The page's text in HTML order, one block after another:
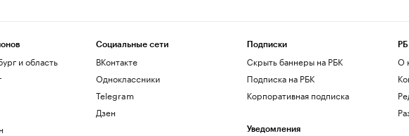
и область
Социальные сети
ВКонтакте
Одноклассники
Telegram
Дзен
Подписки
Скрыть баннеры на РБК
Подписка на РБК
Корпоративная подписка
Уведомления
О